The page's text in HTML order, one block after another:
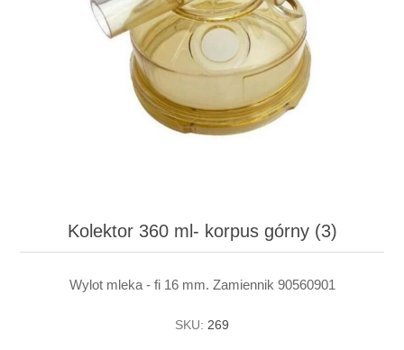
Kolektor 360 ml- korpus górny (3)
Wylot mleka - fi 16 mm. Zamiennik 90560901
SKU: 269